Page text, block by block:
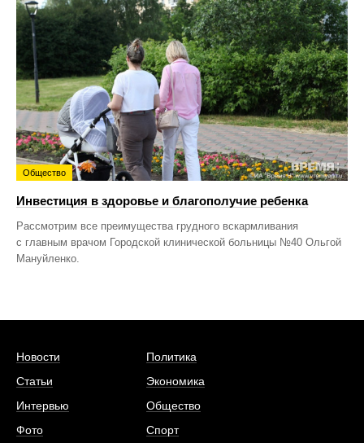
Общество
Инвестиция в здоровье и благополучие ребенка
Рассмотрим все преимущества грудного вскармливания
с главным врачом Городской клинической больницы №40 Ольгой
Мануйленко.
Новости
Статьи
Интервью
Фото
Политика
Экономика
Общество
Спорт